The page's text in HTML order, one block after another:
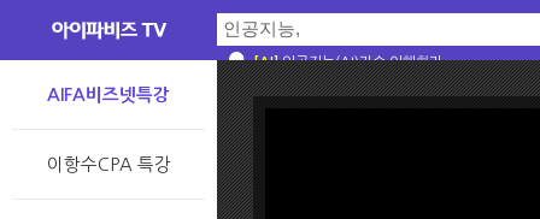
AIFA비즈넷특강
이항수CPA 특강
[AI]인공지능(AI)기술 이해하기